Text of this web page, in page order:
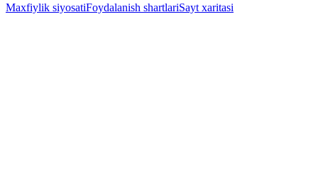
Maxfiylik siyosatiFoydalanish shartlariSayt xaritasi